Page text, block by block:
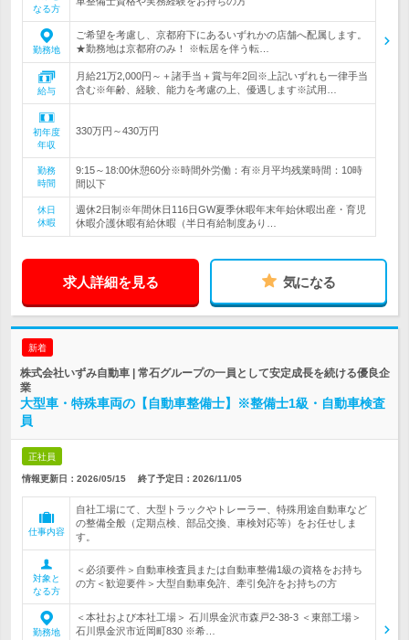
なる方
勤務地
ご希望を考慮し、京都府下にあるいずれかの店舗へ配属します。
★勤務地は京都府のみ！ ※転居を伴う転…
給与
月給21万2,000円～＋諸手当＋賞与年2回※上記いずれも一律手当
含む※年齢、経験、能力を考慮の上、優遇します※試用…
初年度
年収
330万円～430万円
勤務
時間
9:15～18:00休憩60分※時間外労働：有※月平均残業時間：10時
間以下
休日
休暇
週休2日制※年間休日116日GW夏季休暇年末年始休暇出産・育児
休暇介護休暇有給休暇（半日有給制度あり…
求人詳細を見る 気になる
新着
株式会社いずみ自動車 | 常石グループの一員として安定成長を続ける優良企
業
大型車・特殊車両の【自動車整備士】※整備士1級・自動車検査
員
正社員
情報更新日：2026/05/15 終了予定日： 2026/11/05
仕事内容
自社工場にて、大型トラックやトレーラー、特殊用途自動車など
の整備全般（定期点検、部品交換、車検対応等）をお任せしま
す。
対象と
なる方
＜必須要件＞自動車検査員または自動車整備1級の資格をお持ち
の方＜歓迎要件＞大型自動車免許、牽引免許をお持ちの方
勤務地
＜本社および本社工場＞ 石川県金沢市森戸2-38-3 ＜東部工場＞
石川県金沢市近岡町830 ※希…